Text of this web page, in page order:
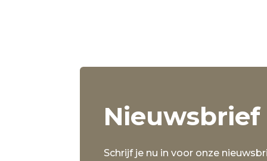
Schrijf je nu in voor onze